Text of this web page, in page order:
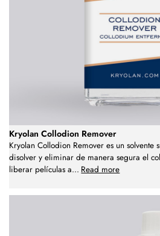
Kryolan Collodion Remover
Kryolan Collodion Remover es un solvente
disolver y eliminar de manera segura el
liberar películas a... Read more